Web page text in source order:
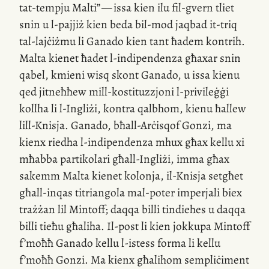
tat-tempjuMalti” — issa kien ilufil-gverntliet
snin ul-pajjiżkien bedabil-modjaqbadit-triq
tal-lajċiżmu li Ganado kien tant ħadem kontrih.
Malta kienet ħadetl-indipendenzagħaxar snin
qabel, kmieni wisq skont Ganado, u issa kienu
qed jitneħħewmill-kostituzzjonil-privileġġi
kollha lil-Ingliżi, kontra qalbhom, kienu ħallew
lill-Knisja. Ganado, bħall-Arċisqof Gonzi, ma
kienx riedhal-indipendenzamhux għax kellu xi
mħabba partikolari għall-Ingliżi, imma għax
sakemm Malta kienet kolonja, il-Knisjasetgħet
għall-inqas titriangolamal-poterimperjali biex
trażżan lil Mintoff; daqqa billi tindiehes u daqqa
billi tieħu għaliha. Il-postli kien jokkupa Mintoff
f’moħħ Ganado kellul-istess forma li kellu
f’moħħ Gonzi. Ma kienx għalihom sempliċiment